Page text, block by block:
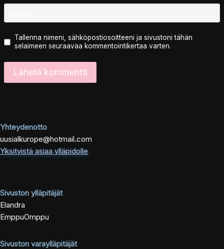
Tallenna nimeni, sähköpostiosoitteeni ja sivustoni tähän
selaimeen seuraavaa kommentointikertaa varten.
Yhteydenotto
uusialkurope@hotmail.com
Yksityistä asiaa ylläpidolle
Sivuston ylläpitäjät
Elandra
EmppuOmppu
Sivuston varaylläpitäjät